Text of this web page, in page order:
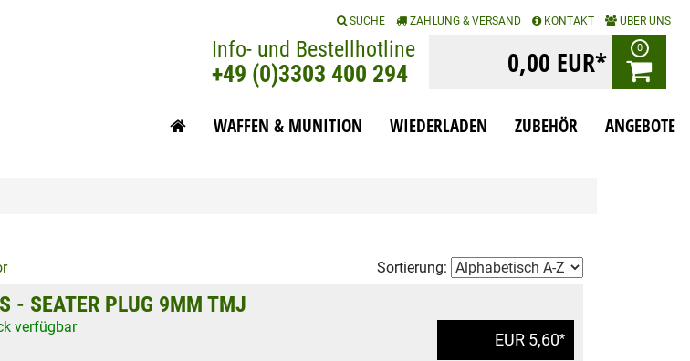
SUCHE ZAHLUNG & VERSAND KONTAKT ÜBER UNS
Info- und Bestellhotline
+49 (0)3303 400 294 0,00 EUR* 0
WAFFEN & MUNITION WIEDERLADEN ZUBEHÖR ANGEBOTE
Sortierung:
EUR 5,60*
- SEATER PLUG 9MM TMJ
verfügbar